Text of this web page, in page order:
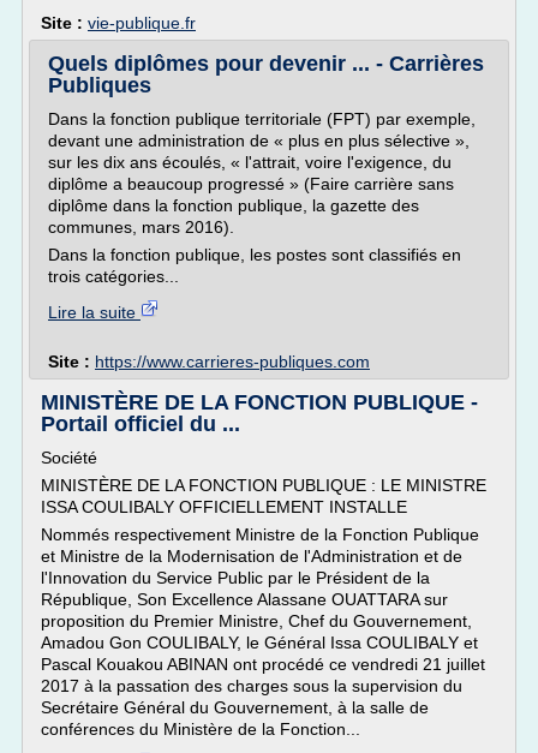
Site : vie-publique.fr
Quels diplômes pour devenir ... - Carrières
Publiques
Dans la fonction publique territoriale (FPT) par exemple,
devant une administration de « plus en plus sélective »,
sur les dix ans écoulés, « l'attrait, voire l'exigence, du
diplôme a beaucoup progressé » (Faire carrière sans
diplôme dans la fonction publique, la gazette des
communes, mars 2016).
Dans la fonction publique, les postes sont classifiés en
trois catégories...
Lire la suite
Site : https://www.carrieres-publiques.com
MINISTÈRE DE LA FONCTION PUBLIQUE -
Portail officiel du ...
Société
MINISTÈRE DE LA FONCTION PUBLIQUE : LE MINISTRE
ISSA COULIBALY OFFICIELLEMENT INSTALLE
Nommés respectivement Ministre de la Fonction Publique
et Ministre de la Modernisation de l'Administration et de
l'Innovation du Service Public par le Président de la
République, Son Excellence Alassane OUATTARA sur
proposition du Premier Ministre, Chef du Gouvernement,
Amadou Gon COULIBALY, le Général Issa COULIBALY et
Pascal Kouakou ABINAN ont procédé ce vendredi 21 juillet
2017 à la passation des charges sous la supervision du
Secrétaire Général du Gouvernement, à la salle de
conférences du Ministère de la Fonction...